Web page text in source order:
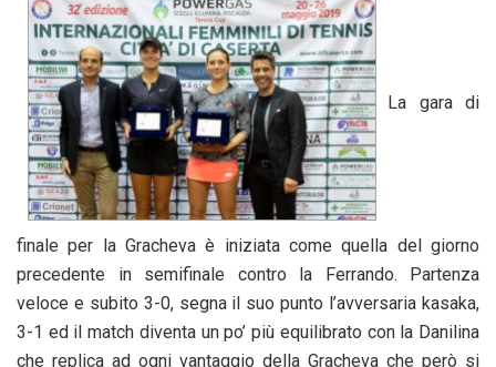
La gara di
finale per la Gracheva è iniziata come quella del giorno
precedente in semifinale contro la Ferrando. Partenza
veloce e subito 3-0, segna il suo punto l’avversaria kasaka,
3-1 ed il match diventa un po’ più equilibrato con la Danilina
che replica ad ogni vantaggio della Gracheva che però si